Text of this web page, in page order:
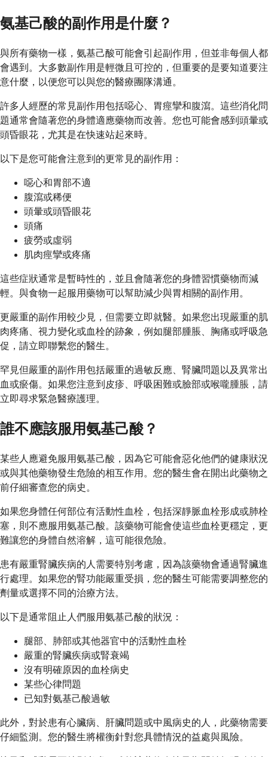
氨基己酸的副作用是什麼？
與所有藥物一樣，氨基己酸可能會引起副作用，但並非每個人都
會遇到。大多數副作用是輕微且可控的，但重要的是要知道要注
意什麼，以便您可以與您的醫療團隊溝通。
許多人經歷的常見副作用包括噁心、胃痙攣和腹瀉。這些消化問
題通常會隨著您的身體適應藥物而改善。您也可能會感到頭暈或
頭昏眼花，尤其是在快速站起來時。
以下是您可能會注意到的更常見的副作用：
噁心和胃部不適
腹瀉或稀便
頭暈或頭昏眼花
頭痛
疲勞或虛弱
肌肉痙攣或疼痛
這些症狀通常是暫時性的，並且會隨著您的身體習慣藥物而減
輕。與食物一起服用藥物可以幫助減少與胃相關的副作用。
更嚴重的副作用較少見，但需要立即就醫。如果您出現嚴重的肌
肉疼痛、視力變化或血栓的跡象，例如腿部腫脹、胸痛或呼吸急
促，請立即聯繫您的醫生。
罕見但嚴重的副作用包括嚴重的過敏反應、腎臟問題以及異常出
血或瘀傷。如果您注意到皮疹、呼吸困難或臉部或喉嚨腫脹，請
立即尋求緊急醫療護理。
誰不應該服用氨基己酸？
某些人應避免服用氨基己酸，因為它可能會惡化他們的健康狀況
或與其他藥物發生危險的相互作用。您的醫生會在開出此藥物之
前仔細審查您的病史。
如果您身體任何部位有活動性血栓，包括深靜脈血栓形成或肺栓
塞，則不應服用氨基己酸。該藥物可能會使這些血栓更穩定，更
難讓您的身體自然溶解，這可能很危險。
患有嚴重腎臟疾病的人需要特別考慮，因為該藥物會通過腎臟進
行處理。如果您的腎功能嚴重受損，您的醫生可能需要調整您的
劑量或選擇不同的治療方法。
以下是通常阻止人們服用氨基己酸的狀況：
腿部、肺部或其他器官中的活動性血栓
嚴重的腎臟疾病或腎衰竭
沒有明確原因的血栓病史
某些心律問題
已知對氨基己酸過敏
此外，對於患有心臟病、肝臟問題或中風病史的人，此藥物需要
仔細監測。您的醫生將權衡針對您具體情況的益處與風險。